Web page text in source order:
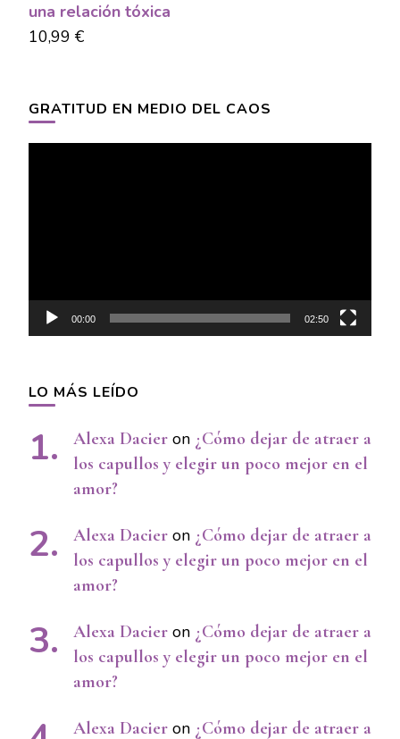
una relación tóxica
10,99 €
GRATITUD EN MEDIO DEL CAOS
00:00 02:50
LO MÁS LEÍDO
Alexa Dacier on ¿Cómo dejar de atraer a
los capullos y elegir un poco mejor en el
amor?
Alexa Dacier on ¿Cómo dejar de atraer a
los capullos y elegir un poco mejor en el
amor?
Alexa Dacier on ¿Cómo dejar de atraer a
los capullos y elegir un poco mejor en el
amor?
Alexa Dacier on ¿Cómo dejar de atraer a